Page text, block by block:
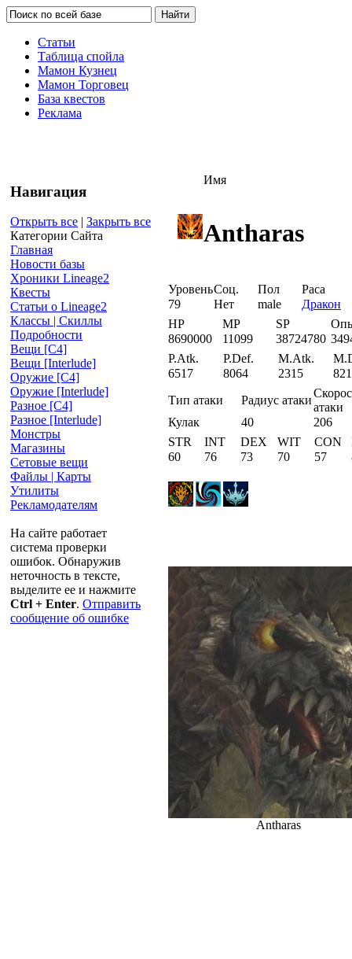
Статьи
Таблица спойла
Мамон Кузнец
Мамон Торговец
База квестов
Реклама
Навигация
Открыть все | Закрыть все
Категории Сайта
Главная
Новости базы
Хроники Lineage2
Квесты
Статьи о Lineage2
Классы | Скиллы
Подробности
Вещи [С4]
Вещи [Interlude]
Оружие [С4]
Оружие [Interlude]
Разное [C4]
Разное [Interlude]
Монстры
Магазины
Сетовые вещи
Файлы | Карты
Утилиты
Рекламодателям
На сайте работает
система проверки
ошибок. Обнаружив
неточность в тексте,
выделите ее и нажмите
Ctrl + Enter. Отправить
сообщение об ошибке
Имя
Antharas
УровеньСоц. Пол
Раса
79
Нет male
Дракон
HP
MP SP
8690000
11099 38724780
P.Atk.
P.Def. M.Atk.
6517
8064 2315
821
Тип атаки
Радиус атаки
атаки
Кулак
40
206
STR
INT DEX WIT CON
60
76 73 70 57
Antharas